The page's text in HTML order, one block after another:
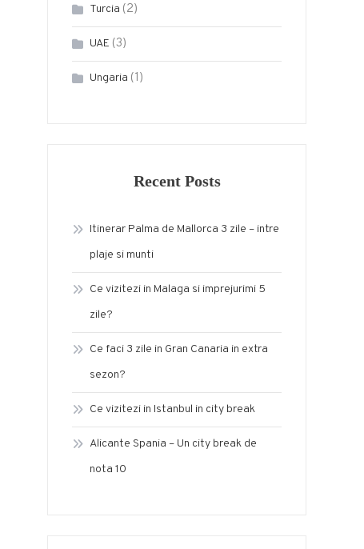
Turcia (2)
UAE (3)
Ungaria (1)
Recent Posts
Itinerar Palma de Mallorca 3 zile – intre
plaje si munti
Ce vizitezi in Malaga si imprejurimi 5
zile?
Ce faci 3 zile in Gran Canaria in extra
sezon?
Ce vizitezi in Istanbul in city break
Alicante Spania – Un city break de
nota 10